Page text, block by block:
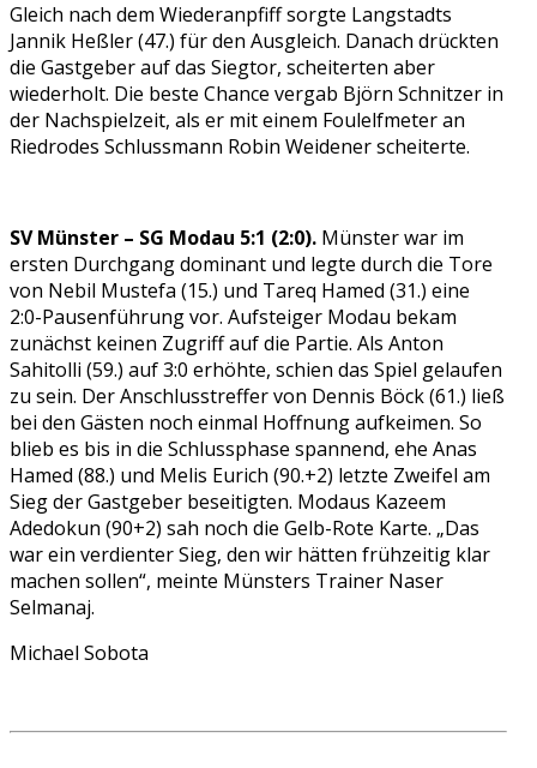
Gleich nach dem Wiederanpfiff sorgte Langstadts
Jannik Heßler (47.) für den Ausgleich. Danach drückten
die Gastgeber auf das Siegtor, scheiterten aber
wiederholt. Die beste Chance vergab Björn Schnitzer in
der Nachspielzeit, als er mit einem Foulelfmeter an
Riedrodes Schlussmann Robin Weidener scheiterte.
SV Münster – SG Modau 5:1 (2:0). Münster war im
ersten Durchgang dominant und legte durch die Tore
von Nebil Mustefa (15.) und Tareq Hamed (31.) eine
2:0-Pausenführung vor. Aufsteiger Modau bekam
zunächst keinen Zugriff auf die Partie. Als Anton
Sahitolli (59.) auf 3:0 erhöhte, schien das Spiel gelaufen
zu sein. Der Anschlusstreffer von Dennis Böck (61.) ließ
bei den Gästen noch einmal Hoffnung aufkeimen. So
blieb es bis in die Schlussphase spannend, ehe Anas
Hamed (88.) und Melis Eurich (90.+2) letzte Zweifel am
Sieg der Gastgeber beseitigten. Modaus Kazeem
Adedokun (90+2) sah noch die Gelb-Rote Karte. „Das
war ein verdienter Sieg, den wir hätten frühzeitig klar
machen sollen“, meinte Münsters Trainer Naser
Selmanaj.
Michael Sobota